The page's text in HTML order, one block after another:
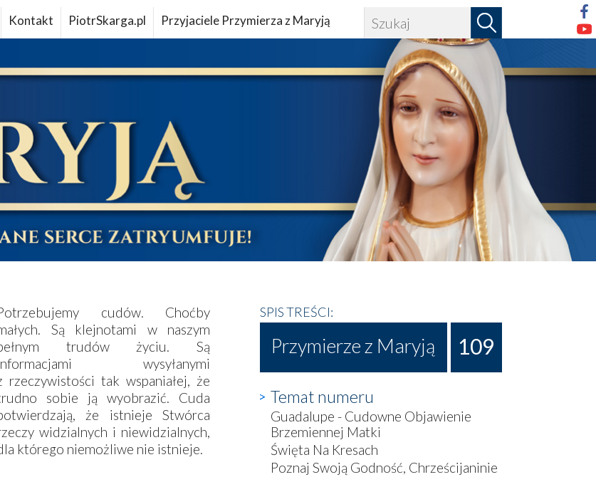
Kontakt PiotrSkarga.pl Przyjaciele Przymierza z Maryją
cudów. Choćby
Są klejnotami w naszym
trudów życiu. Są
wysyłanymi
rzeczywistości tak wspaniałej, że
sobie ją wyobrazić. Cuda
że istnieje Stwórca
widzialnych i niewidzialnych,
którego niemożliwe nie istnieje.
SPIS TREŚCI:
Przymierze z Maryją 109
Temat numeru
Guadalupe - Cudowne Objawienie
Brzemiennej Matki
Święta Na Kresach
Poznaj Swoją Godność, Chrześcijaninie